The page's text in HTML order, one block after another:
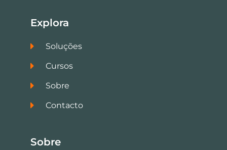
Explora
Soluções
Cursos
Sobre
Contacto
Sobre